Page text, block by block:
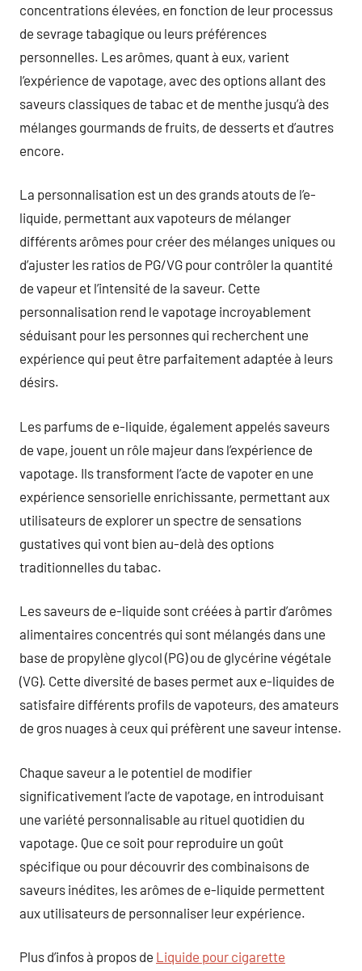
concentrations élevées, en fonction de leur processus
de sevrage tabagique ou leurs préférences
personnelles. Les arômes, quant à eux, varient
l’expérience de vapotage, avec des options allant des
saveurs classiques de tabac et de menthe jusqu’à des
mélanges gourmands de fruits, de desserts et d’autres
encore.
La personnalisation est un des grands atouts de l’e-
liquide, permettant aux vapoteurs de mélanger
différents arômes pour créer des mélanges uniques ou
d’ajuster les ratios de PG/VG pour contrôler la quantité
de vapeur et l’intensité de la saveur. Cette
personnalisation rend le vapotage incroyablement
séduisant pour les personnes qui recherchent une
expérience qui peut être parfaitement adaptée à leurs
désirs.
Les parfums de e-liquide, également appelés saveurs
de vape, jouent un rôle majeur dans l’expérience de
vapotage. Ils transforment l’acte de vapoter en une
expérience sensorielle enrichissante, permettant aux
utilisateurs de explorer un spectre de sensations
gustatives qui vont bien au-delà des options
traditionnelles du tabac.
Les saveurs de e-liquide sont créées à partir d’arômes
alimentaires concentrés qui sont mélangés dans une
base de propylène glycol (PG) ou de glycérine végétale
(VG). Cette diversité de bases permet aux e-liquides de
satisfaire différents profils de vapoteurs, des amateurs
de gros nuages à ceux qui préfèrent une saveur intense.
Chaque saveur a le potentiel de modifier
significativement l’acte de vapotage, en introduisant
une variété personnalisable au rituel quotidien du
vapotage. Que ce soit pour reproduire un goût
spécifique ou pour découvrir des combinaisons de
saveurs inédites, les arômes de e-liquide permettent
aux utilisateurs de personnaliser leur expérience.
Plus d’infos à propos de Liquide pour cigarette